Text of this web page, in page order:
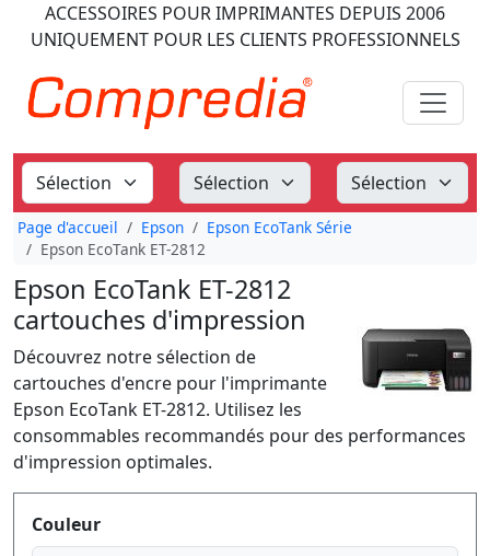
ACCESSOIRES POUR IMPRIMANTES DEPUIS 2006
UNIQUEMENT POUR LES CLIENTS PROFESSIONNELS
Page d'accueil Epson
Epson EcoTank Série
Epson EcoTank ET-2812
Epson EcoTank ET-2812
cartouches d'impression
Découvrez notre sélection de
cartouches d'encre pour l'imprimante
Epson EcoTank ET-2812. Utilisez les
consommables recommandés pour des performances
d'impression optimales.
Produktfilter
Couleur